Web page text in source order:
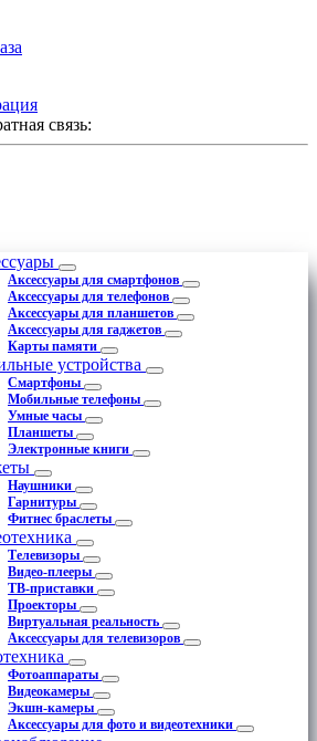
связь:
Аксессуары для смартфонов
Аксессуары для телефонов
Аксессуары для планшетов
Аксессуары для гаджетов
Карты памяти
устройства
Смартфоны
Мобильные телефоны
Умные часы
Планшеты
Электронные книги
Наушники
Гарнитуры
Фитнес браслеты
Телевизоры
Видео-плееры
ТВ-приставки
Проекторы
Виртуальная реальность
Аксессуары для телевизоров
Фотоаппараты
Видеокамеры
Экшн-камеры
Аксессуары для фото и видеотехники